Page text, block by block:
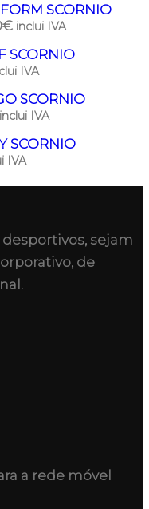
€ inclui IVA
IVA
inclui IVA
IVA
sejam
de
a rede móvel